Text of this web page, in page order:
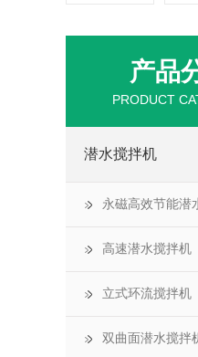
产品
PRODUCT
潜水搅拌机
永磁高效节能潜
高速潜水搅拌机
立式环流搅拌机
双曲面潜水搅拌